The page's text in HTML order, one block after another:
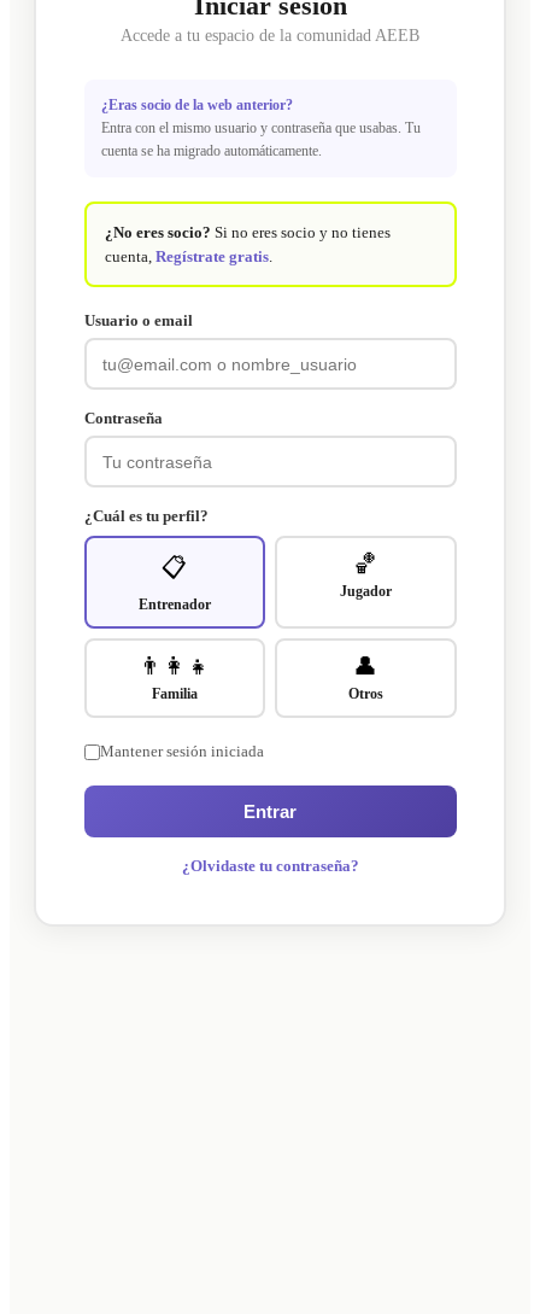
Accede a tu espacio de la comunidad AEEB
¿Eras socio de la web anterior?
Entra con el mismo usuario y contraseña que usabas. Tu
cuenta se ha migrado automáticamente.
¿No eres socio? Si no eres socio y no tienes
cuenta, Regístrate gratis
Usuario o email
Contraseña
¿Cuál es tu perfil?
📋
Entrenador
🏀
Jugador
👨‍👩‍👧
Familia
👤
Otros
Mantener sesión iniciada
Entrar
¿Olvidaste tu contraseña?